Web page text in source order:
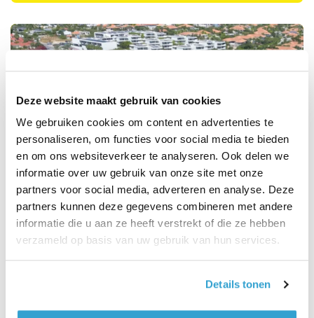
Deze website maakt gebruik van cookies
We gebruiken cookies om content en advertenties te
personaliseren, om functies voor social media te bieden
en om ons websiteverkeer te analyseren. Ook delen we
informatie over uw gebruik van onze site met onze
partners voor social media, adverteren en analyse. Deze
partners kunnen deze gegevens combineren met andere
informatie die u aan ze heeft verstrekt of die ze hebben
verzameld op basis van uw gebruik van hun services.
Details tonen
Hoteles de lujo en Curazao: ¡Estos
son los 7 hoteles más
impresionantes!